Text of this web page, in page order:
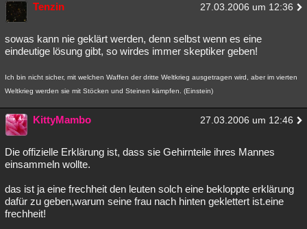
Tenzin 27.03.2006 um 12:36
sowas kann nie geklärt werden, denn selbst wenn es eine
eindeutige lösung gibt, so wirdes immer skeptiker geben!
Ich bin nicht sicher, mit welchen Waffen der dritte Weltkrieg ausgetragen wird, aber im vierten
Weltkrieg werden sie mit Stöcken und Steinen kämpfen. (Einstein)
KittyMambo 27.03.2006 um 12:46
Die offizielle Erklärung ist, dass sie Gehirnteile ihres Mannes
einsammeln wollte.
das ist ja eine frechheit den leuten solch eine bekloppte erklärung
dafür zu geben,warum seine frau nach hinten geklettert ist.eine
frechheit!